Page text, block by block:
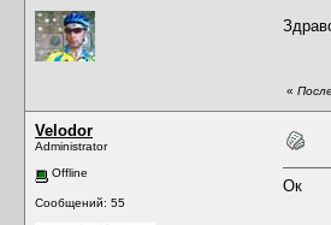
«
Velodor
Administrator
Offline
Сообщений: 55
Ок